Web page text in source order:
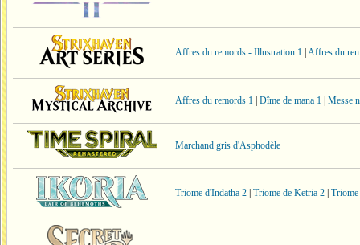
Affres du remords - Illustration 1 Affres du
Affres du remords 1 Dîme de mana 1 Messe
Marchand gris d'Asphodèle
Triome d'Indatha 2 Triome de Ketria 2